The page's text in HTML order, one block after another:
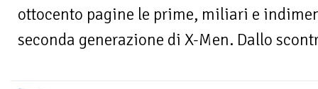
ottocento pagine le prime, miliari e
seconda generazione di X-Men. Dallo